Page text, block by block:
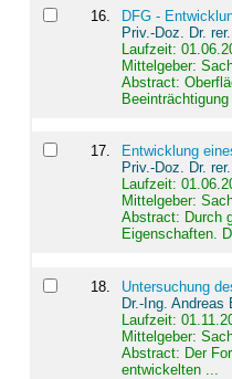
16
DFG -
Priv.-Doz. Dr.
Laufzeit:
Mittelgeber:
Abstract:
Beeinträchtigung
17.
Entwicklung
Priv.-Doz. Dr.
Laufzeit:
Mittelgeber:
Abstract: Durch
Eigenschaften.
18
Untersuchung
Dr.-Ing. Andreas
Laufzeit:
Mittelgeber:
Abstract: Der
entwickelten ...